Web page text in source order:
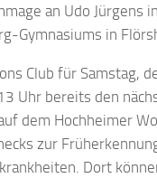
an Udo Jürgens
Gymnasiums in
Club für Samstag,
Uhr bereits den
dem Hochheimer
zur
Dort